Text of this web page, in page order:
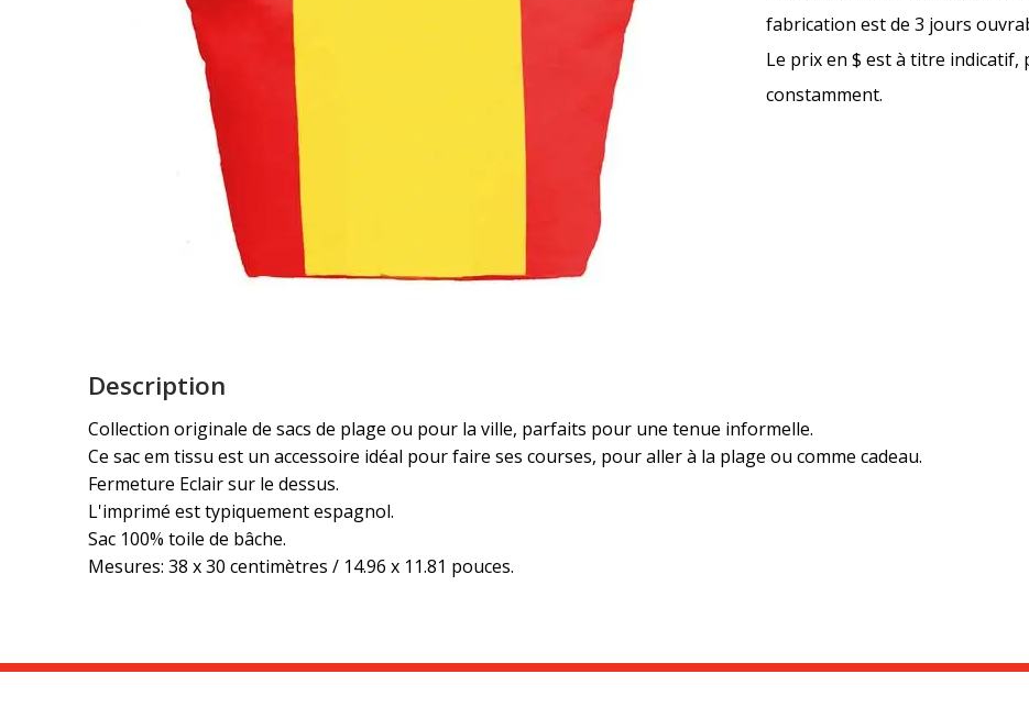
fabrication est de 3 jours
Le prix en $ est à titre indicatif,
constamment.
Description
Collection originale de sacs de plage ou pour la ville, parfaits pour une tenue informelle.
Ce sac em tissu est un accessoire idéal pour faire ses courses, pour aller à la plage ou comme cadeau.
Fermeture Eclair sur le dessus.
L'imprimé est typiquement espagnol.
Sac 100% toile de bâche.
Mesures: 38 x 30 centimètres / 14.96 x 11.81 pouces.